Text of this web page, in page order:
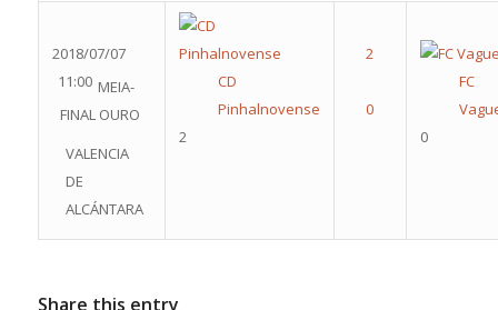
2018/07/07
11:00 MEIA-
FINAL OURO
VALENCIA
DE
ALCÁNTARA
CD
Pinhalnovense
2
FC
0
Share this entry